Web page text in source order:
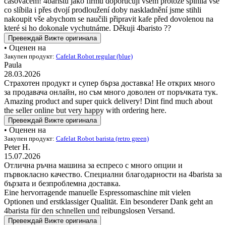
co slíbila i přes dvojí prodloužení doby naskladnění jsme stihli
nakoupit vše abychom se naučili připravit kafe před dovolenou na
které si ho dokonale vychutnáme. Děkuji 4baristo ??
Превеждай Вижте оригинала
• Оценен на
Закупен продукт: Cafelat Robot regular (blue)
Paula
28.03.2026
Страхотен продукт и супер бърза доставка! Не открих много
за продавача онлайн, но съм много доволен от поръчката тук.
Amazing product and super quick delivery! Dint find much about
the seller online but very happy with ordering here.
Превеждай Вижте оригинала
• Оценен на
Закупен продукт: Cafelat Robot barista (retro green)
Peter H.
15.07.2026
Отлична ръчна машина за еспресо с много опции и
първокласно качество. Специални благодарности на 4barista за
бързата и безпроблемна доставка.
Eine hervorragende manuelle Espressomaschine mit vielen
Optionen und erstklassiger Qualität. Ein besonderer Dank geht an
4barista für den schnellen und reibungslosen Versand.
Превеждай Вижте оригинала